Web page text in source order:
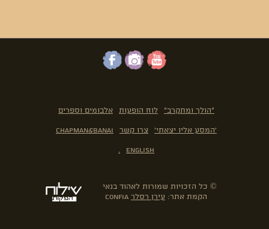
"הולך ומתקרב" לוח הופעות אלבומים וספרים
'המסע אליו יצאתי'
צרו קשר
Chapman&Banai
English
.
© כל הזכויות שמורות לאהוד בנאי
הקמת אתר: עירן רסלר